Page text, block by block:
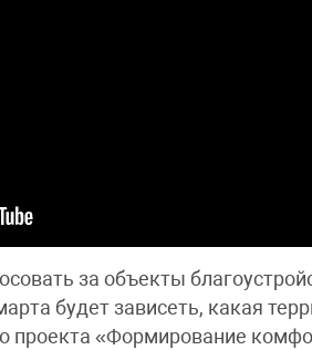
за объекты
будет зависеть, какая
проекта «Формирование